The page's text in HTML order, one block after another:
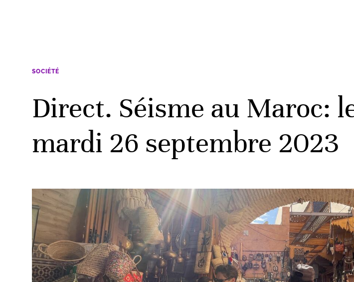
SOCIÉTÉ
Direct. Séisme au Maroc:
mardi 26 septembre 2023